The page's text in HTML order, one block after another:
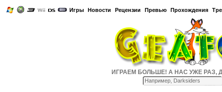
Игры Новости Рецензии Превью Прохождения
ИГРАЕМ БОЛЬШЕ! А НАС УЖЕ РАЗ,